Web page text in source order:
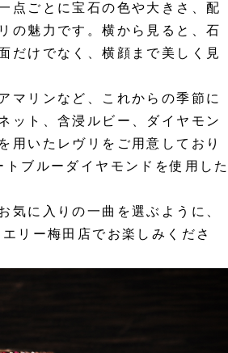
点ごとに宝石の色や大きさ、配
の魅力です。横から見ると、石
だけでなく、横顔まで美しく見
マリンなど、これからの季節に
ット、含浸ルビー、ダイヤモン
用いたレヴリをご用意しており
ブルーダイヤモンドを使用した
気に入りの一曲を選ぶように、
リー梅田店でお楽しみくださ